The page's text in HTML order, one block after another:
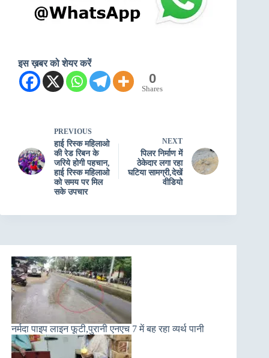
इस ख़बर को शेयर करें
0
Shares
PREVIOUS
हाई रिस्क महिलाओ
की रेड रिबन के
जरिये होगी पहचान,
हाई रिस्क महिलाओ
को समय पर मिल
सके उपचार
NEXT
पिलर निर्माण में
ठेकेदार लगा रहा
घटिया सामग्री,देखें
वीडियो
नर्मदा पाइप लाइन फूटी,पुरानी एनएच 7 में बह रहा व्यर्थ पानी